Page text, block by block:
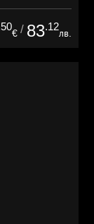
€ / 83.12
лв.